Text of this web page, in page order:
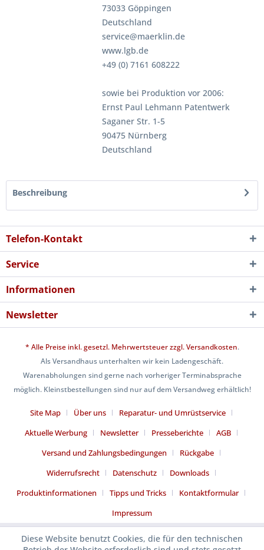
73033 Göppingen
Deutschland
service@maerklin.de
www.lgb.de
+49 (0) 7161 608222
sowie bei Produktion vor 2006:
Ernst Paul Lehmann Patentwerk
Saganer Str. 1-5
90475 Nürnberg
Deutschland
Beschreibung
Telefon-Kontakt
Service
Informationen
Newsletter
* Alle Preise inkl. gesetzl. Mehrwertsteuer zzgl.Versandkosten.
Als Versandhaus unterhalten wir kein Ladengeschäft.
Warenabholungen sind gerne nach vorheriger Terminabsprache
möglich. Kleinstbestellungen sind nur auf dem Versandweg erhältlich!
Site Map Über uns
Reparatur- und Umrüstservice
Aktuelle Werbung
Newsletter Presseberichte
AGB
Versand und Zahlungsbedingungen
Rückgabe
Widerrufsrecht
Datenschutz
Downloads
Produktinformationen
Tipps und Tricks
Kontaktformular
Impressum
Diese Website benutzt Cookies, die für den technischen